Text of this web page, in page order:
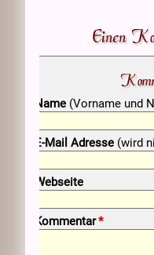
Einen
Pflichtfeld
Name (Vorname und
Pflichtfeld
E-Mail Adresse (wird
Webseite
Pflichtfeld
Kommentar*